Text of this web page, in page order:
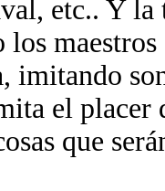
etc.. Y
los
imitando
el
que